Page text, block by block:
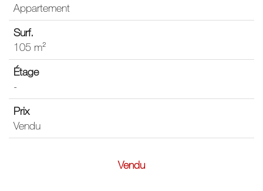
Appartement
105 m²
-
Vendu
Vendu